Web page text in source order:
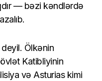
— bəzi kəndlərdə
Ölkənin
Katibliyinin
və Asturias kimi